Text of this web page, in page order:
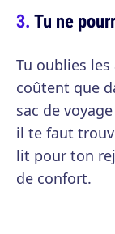
Tu ne
Tu oublies
coûtent que
sac de
il te faut
lit pour ton
de confort.